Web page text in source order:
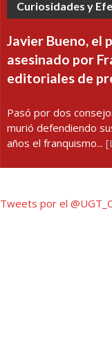
Curiosidades y
Javier Bueno, el
asesinado por
editoriales de
Pasó por dos
murió defendiendo
años el franquismo...
Tweets por el